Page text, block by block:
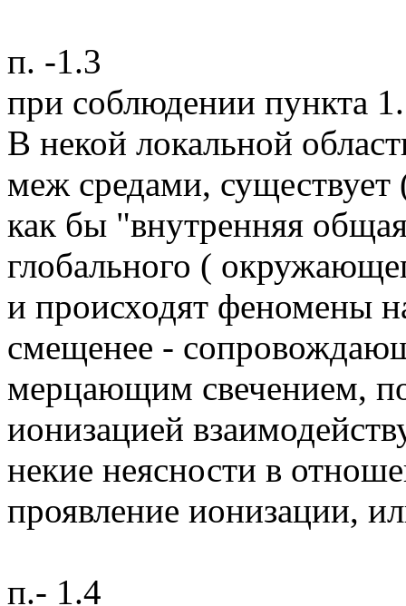
п. -1.3
при соблюдении пункта
В некой локальной
меж средами, существует
как бы "внутренняя
глобального (
и происходят феномены
смещенее -
мерцающим свечением,
ионизацией
некие неясности в
проявление ионизации,
п.- 1.4